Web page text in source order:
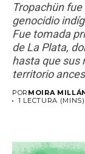
Tropachün
genocidio
Fue tomada
de La Plata,
hasta que sus
territorio
POR MOIRA
1 LECTURA (MINS)